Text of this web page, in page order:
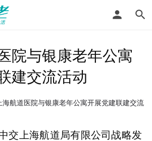
院与银康老年公寓
建交流活动
海航道医院与银康老年公寓开展党建联建交流
交上海航道局有限公司战略发